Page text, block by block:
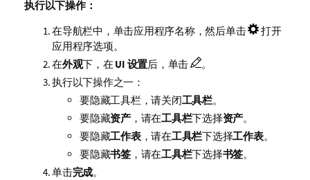
执行以下操作：
在导航栏中，单击应用程序名称，然后单击
打开
应用程序选项。
在外观下，在 UI 设置后，单击
。
执行以下操作之一：
要隐藏工具栏，请关闭工具栏。
要隐藏资产，请在工具栏下选择资产。
要隐藏工作表，请在工具栏下选择工作表。
要隐藏书签，请在工具栏下选择书签。
单击完成。